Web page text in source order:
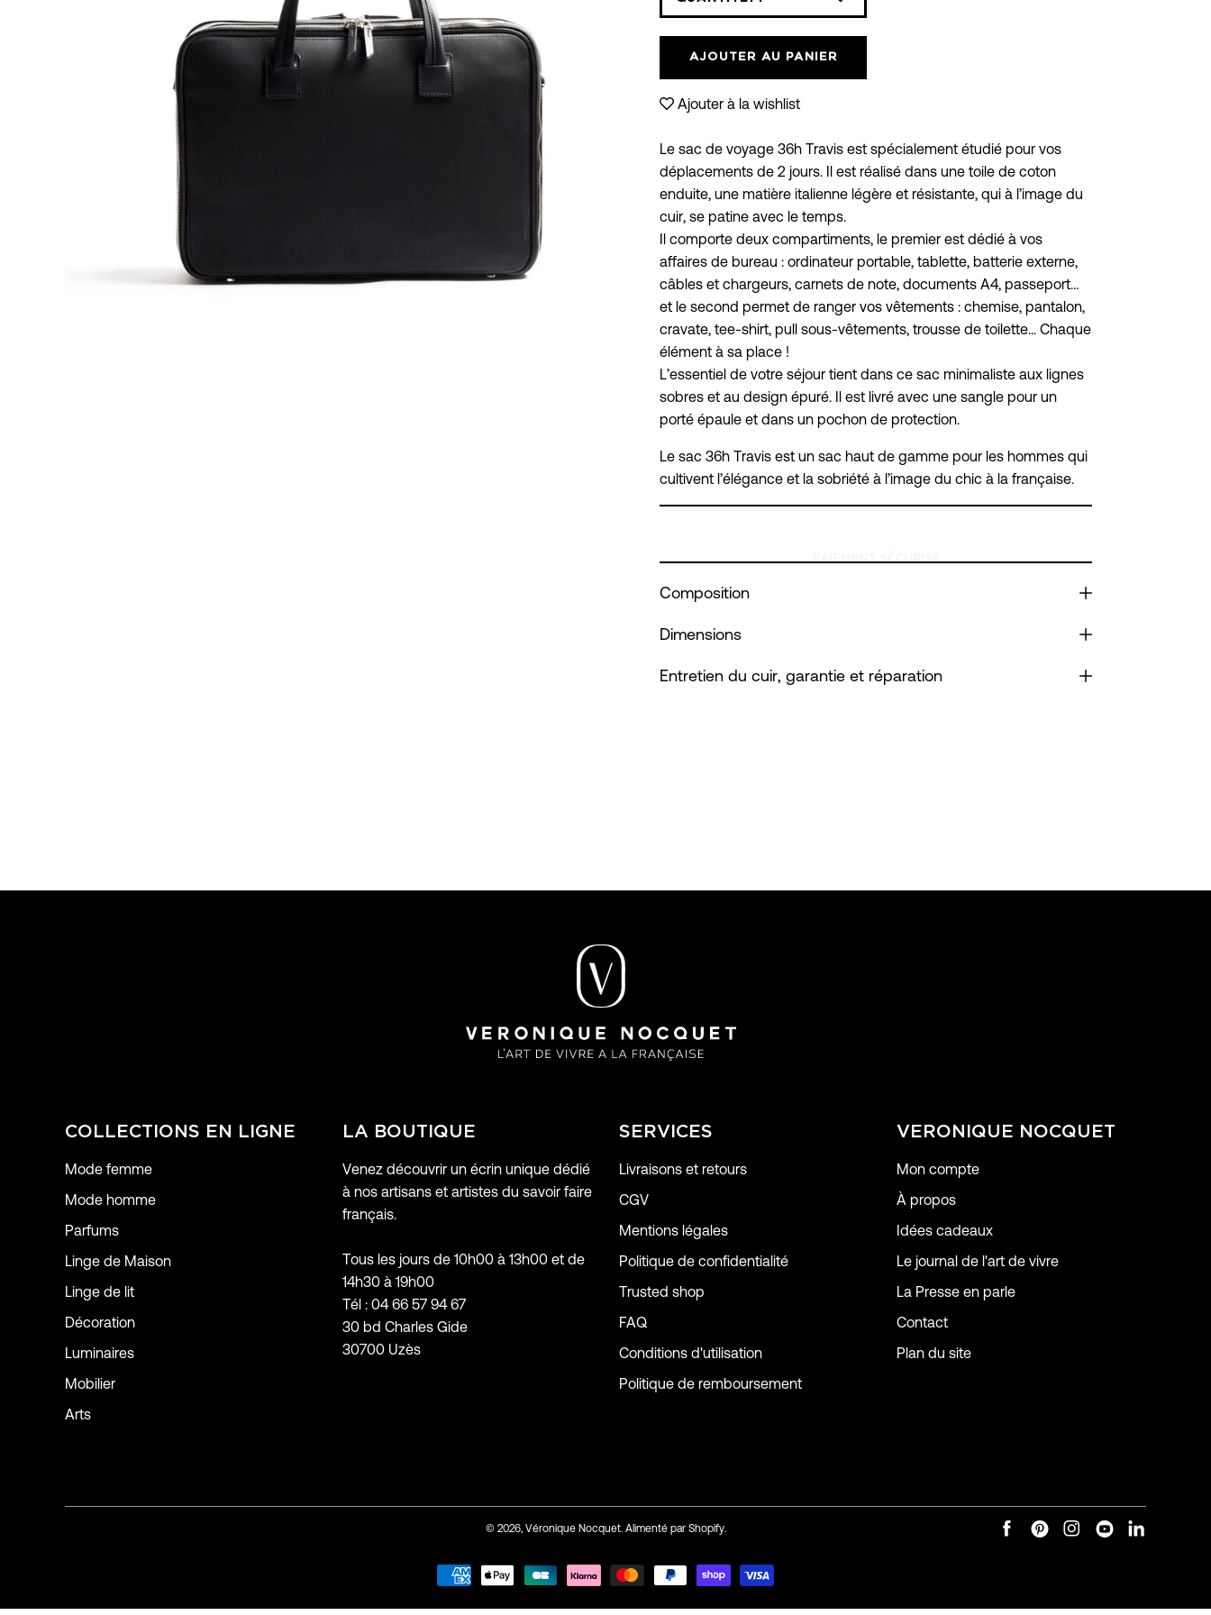
AJOUTER AU PANIER
Ajouter à la wishlist
Le sac de voyage 36h Travis est spécialement étudié pour vos
déplacements de 2 jours. Il est réalisé dans une toile de coton
enduite, une matière italienne légère et résistante, qui à l’image du
cuir, se patine avec le temps.
Il comporte deux compartiments, le premier est dédié à vos
affaires de bureau : ordinateur portable, tablette, batterie externe,
câbles et chargeurs, carnets de note, documents A4, passeport…
et le second permet de ranger vos vêtements : chemise, pantalon,
cravate, tee-shirt, pull sous-vêtements, trousse de toilette... Chaque
élément à sa place !
L’essentiel de votre séjour tient dans ce sac minimaliste aux lignes
sobres et au design épuré. Il est livré avec une sangle pour un
porté épaule et dans un pochon de protection.
Le sac 36h Travis est un sac haut de gamme pour les hommes qui
cultivent l’élégance et la sobriété à l’image du chic à la française.
Composition
Dimensions
Entretien du cuir, garantie et réparation
COLLECTIONS EN LIGNE
Mode femme
Mode homme
Parfums
Linge de Maison
Linge de lit
Décoration
Luminaires
Mobilier
Arts
LA BOUTIQUE
Venez découvrir un écrin unique dédié
à nos artisans et artistes du savoir faire
français.
Tous les jours de 10h00 à 13h00 et de
14h30 à 19h00
Tél : 04 66 57 94 67
30 bd Charles Gide
30700 Uzès
SERVICES
Livraisons et retours
CGV
Mentions légales
Politique de confidentialité
Trusted shop
FAQ
Conditions d'utilisation
Politique de remboursement
VERONIQUE NOCQUET
Mon compte
À propos
Idées cadeaux
Le journal de l'art de vivre
La Presse en parle
Contact
Plan du site
© 2026, Véronique Nocquet. Alimenté par Shopify.